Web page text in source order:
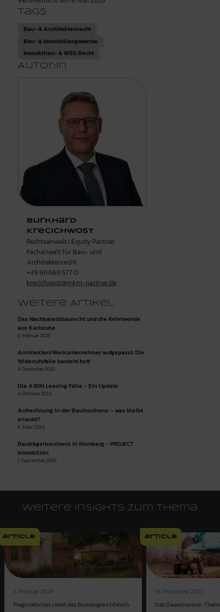
Tags
Bau- & Architektenrecht
Bau- & Immobiliengewerbe
Immobilien- & WEG Recht
Autor:in
Burkhard
Krecichwost
Rechtsanwalt I Equity Partner
Fachanwalt für Bau- und
Architektenrecht
+49 911 669 577 0
krecichwost@mkm-partner.de
Weitere Artikel
Das Nachbarerbbaurecht und die Kehrtwende
aus Karlsruhe
6. Februar 2026
Architekten/Werkunternehmer aufgepasst: Die
Widerrufsfalle besteht fort!
4. Dezember 2025
Die AXON Leasing Fälle - Ein Update
4. Oktober 2024
Aufrechnung in der Bauinsolvenz – was bleibt
erlaubt?
6. März 2024
Bauträgerinsolvenz in Nürnberg - PROJECT
Immobilien
1. September 2023
Weitere Insights zum Thema
article
6. Februar 2026
Pragmatisches Urteil des Bundesgerichtshofs
article
16. Dezember 2025
Das Dauerbrenner-